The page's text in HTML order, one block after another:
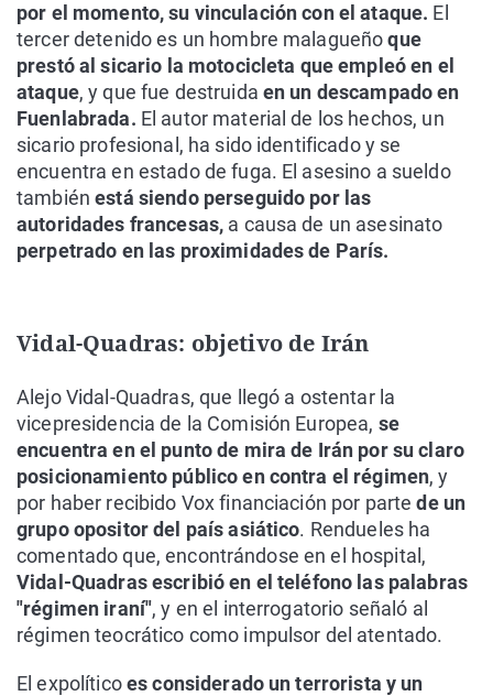
por el momento, su vinculación con el ataque. El
tercer detenido es un hombre malagueñoque
prestó al sicario la motocicleta que empleó en el
ataque, y que fue destruida en un descampado en
Fuenlabrada. El autor material de los hechos, un
sicario profesional, ha sido identificado y se
encuentra en estado de fuga. El asesino a sueldo
también está siendo perseguido por las
autoridades francesas, a causa de un asesinato
perpetrado en las proximidades de París.
Vidal-Quadras: objetivo de Irán
Alejo Vidal-Quadras, que llegó a ostentar la
vicepresidencia de la Comisión Europea, se
encuentra en el punto de mira de Irán por su claro
posicionamiento público en contra el régimen, y
por haber recibido Vox financiación por partede un
grupo opositor del país asiático. Rendueles ha
comentado que, encontrándose en el hospital,
Vidal-Quadras escribió en el teléfono las palabras
"régimen iraní", y en el interrogatorio señaló al
régimen teocrático como impulsor del atentado.
El expolíticoes considerado un terrorista y un